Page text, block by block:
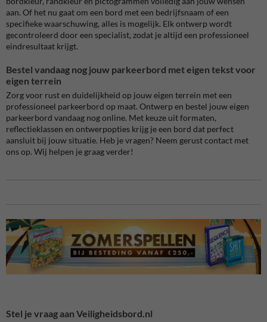
aan. Of het nu gaat om een bord met een bedrijfsnaam of een
specifieke waarschuwing, alles is mogelijk. Elk ontwerp wordt
gecontroleerd door een specialist, zodat je altijd een professioneel
eindresultaat krijgt.
Bestel vandaag nog jouw parkeerbord met eigen tekst voor
eigen terrein
Zorg voor rust en duidelijkheid op jouw eigen terrein met een
professioneel parkeerbord op maat. Ontwerp en bestel jouw eigen
parkeerbord vandaag nog online. Met keuze uit formaten,
reflectieklassen en ontwerpopties krijg je een bord dat perfect
aansluit bij jouw situatie. Heb je vragen? Neem gerust contact met
ons op. Wij helpen je graag verder!
Stel je vraag aan Veiligheidsbord.nl